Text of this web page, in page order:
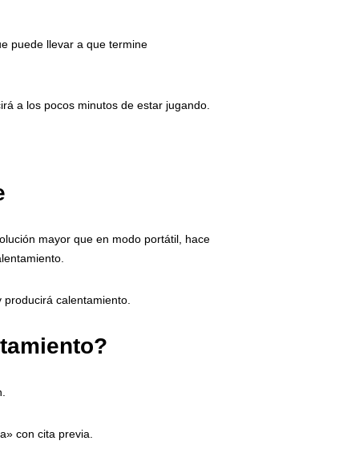
puede llevar a que termine
a los pocos minutos de estar jugando.
mayor que en modo portátil, hace
calentamiento.
con cita previa.